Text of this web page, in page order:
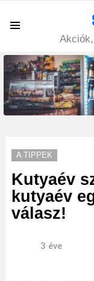
LATEST
STORIES
A TIPPEK
Kutyaév
kutyaév
válasz!
3 éve